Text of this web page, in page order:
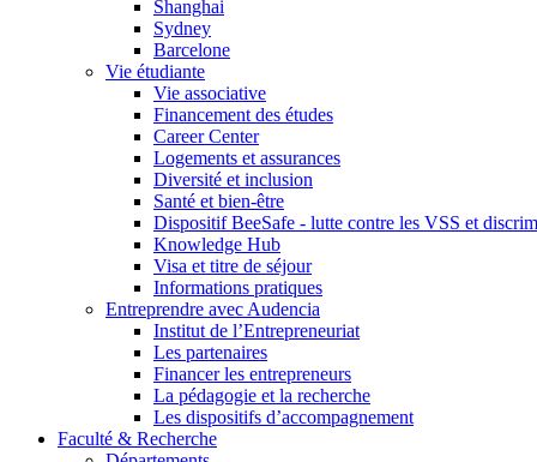
Shanghai
Sydney
Barcelone
Vie étudiante
Vie associative
Financement des études
Career Center
Logements et assurances
Diversité et inclusion
Santé et bien-être
Dispositif BeeSafe - lutte contre les VSS et
Knowledge Hub
Visa et titre de séjour
Informations pratiques
Entreprendre avec Audencia
Institut de l’Entrepreneuriat
Les partenaires
Financer les entrepreneurs
La pédagogie et la recherche
Les dispositifs d’accompagnement
Faculté & Recherche